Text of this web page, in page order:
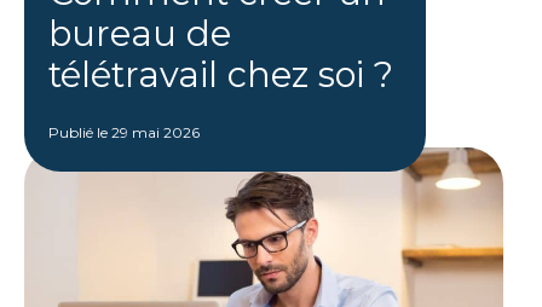
bureau de
télétravail chez soi ?
Publié le 29 mai 2026